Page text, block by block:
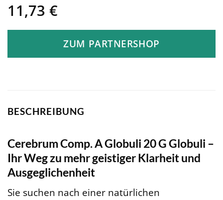
11,73 €
ZUM PARTNERSHOP
BESCHREIBUNG
Cerebrum Comp. A Globuli 20 G Globuli –
Ihr Weg zu mehr geistiger Klarheit und
Ausgeglichenheit
Sie suchen nach einer natürlichen